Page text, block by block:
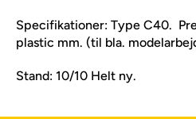
Specifikationer: Type C40.
plastic mm. (til bla.
Stand: 10/10 Helt ny.